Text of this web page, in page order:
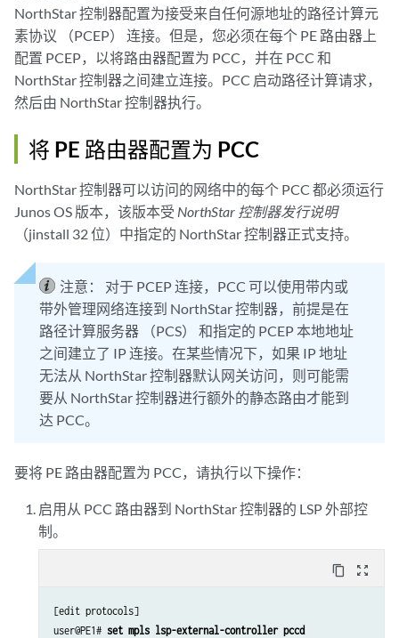
NorthStar 控制器配置为接受来自任何源地址的路径计算元
素协议 （PCEP） 连接。但是，您必须在每个 PE 路由器上
配置 PCEP，以将路由器配置为 PCC，并在 PCC 和
NorthStar 控制器之间建立连接。PCC 启动路径计算请求，
然后由 NorthStar 控制器执行。
将 PE 路由器配置为 PCC
NorthStar 控制器可以访问的网络中的每个 PCC 都必须运行
Junos OS 版本，该版本受 NorthStar 控制器发行说明
（jinstall 32 位）中指定的 NorthStar 控制器正式支持。
注意：
对于 PCEP 连接，PCC 可以使用带内或
带外管理网络连接到 NorthStar 控制器，前提是在
路径计算服务器 （PCS） 和指定的 PCEP 本地地址
之间建立了 IP 连接。在某些情况下，如果 IP 地址
无法从 NorthStar 控制器默认网关访问，则可能需
要从 NorthStar 控制器进行额外的静态路由才能到
达 PCC。
要将 PE 路由器配置为 PCC，请执行以下操作：
启用从 PCC 路由器到 NorthStar 控制器的 LSP 外部控
制。
content_copy zoom_out_map
[edit protocols]
user@PE1# set mpls lsp-external-controller pccd